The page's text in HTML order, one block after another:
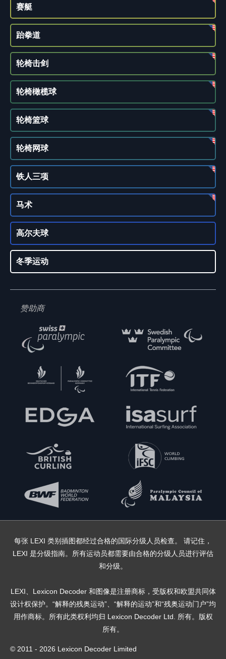
赛艇
跆拳道
轮椅击剑
轮椅橄榄球
轮椅篮球
轮椅网球
铁人三项
马术
高尔夫球
冬季运动
赞助商
每张 LEXI 类别插图都经过合格的国际分级人员检查。 请记住，
LEXI 是分级指南。所有运动员都需要由合格的分级人员进行评估
和分级。
LEXI、Lexicon Decoder 和图像是注册商标，受版权和欧盟共同体
设计权保护。“解释的残奥运动”、“解释的运动”和“残奥运动门户”均
用作商标。所有此类权利均归 Lexicon Decoder Ltd. 所有。版权
所有。
© 2011 - 2026 Lexicon Decoder Limited